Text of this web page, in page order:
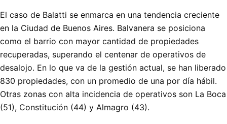
El caso de Balatti se enmarca en una tendencia creciente
en la Ciudad de Buenos Aires. Balvanera se posiciona
como el barrio con mayor cantidad de propiedades
recuperadas, superando el centenar de operativos de
desalojo. En lo que va de la gestión actual, se han liberado
830 propiedades, con un promedio de una por día hábil.
Otras zonas con alta incidencia de operativos son La Boca
(51), Constitución (44) y Almagro (43).